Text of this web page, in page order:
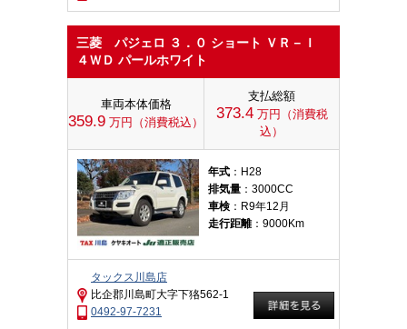
三菱 パジェロ ３．０ ショート ＶＲ－Ｉ
４ＷＤ パールホワイト
車両本体価格
359.9 万円（消費税込）
支払総額
373.4万円（消費税
込）
年式 ：H28
排気量 ：3000CC
車検 ：R9年12月
走行距離：9000Km
タックス川島店
比企郡川島町大字下狢562-1
0492-97-7231